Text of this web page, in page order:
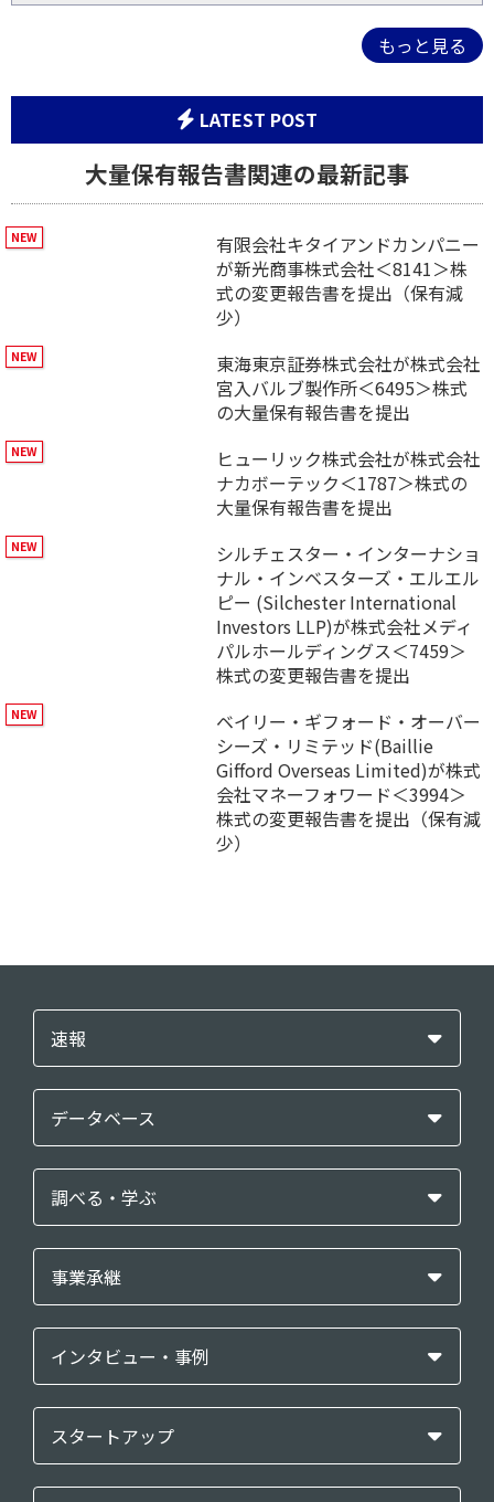
もっと見る
LATEST POST
大量保有報告書関連の最新記事
有限会社キタイアンドカンパニー
が新光商事株式会社＜8141＞株
式の変更報告書を提出（保有減
少）
東海東京証券株式会社が株式会社
宮入バルブ製作所＜6495＞株式
の大量保有報告書を提出
ヒューリック株式会社が株式会社
ナカボーテック＜1787＞株式の
大量保有報告書を提出
シルチェスター・インターナショ
ナル・インベスターズ・エルエル
ピー (Silchester International
Investors LLP)が株式会社メディ
パルホールディングス＜7459＞
株式の変更報告書を提出
ベイリー・ギフォード・オーバー
シーズ・リミテッド(Baillie
Gifford Overseas Limited)が株式
会社マネーフォワード＜3994＞
株式の変更報告書を提出（保有減
少）
速報
データベース
調べる・学ぶ
事業承継
インタビュー・事例
スタートアップ